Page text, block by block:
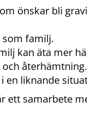
önskar bli
familj.
kan äta mer
återhämtning.
en liknande
ett samarbete